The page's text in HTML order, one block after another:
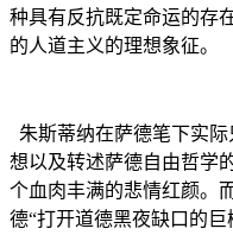
种具有反抗既定命运的存
的人道主义的理想象征。
朱斯蒂纳在萨德笔下实
想以及转述萨德自由哲学
个血肉丰满的悲情红颜。
德“打开道德黑夜缺口的